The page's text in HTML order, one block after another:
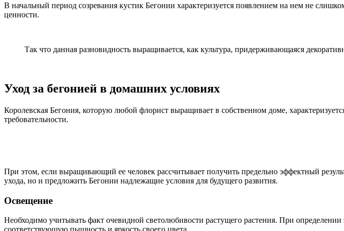
В начальный период созревания кустик Бегонии характеризуется появлением на нем не
ценности.
Так что данная разновидность выращивается, как культура, придерживающаяся
Уход за бегонией в домашних условиях
Королевская Бегония, которую любой флорист выращивает в собственном доме,
требовательности.
При этом, если выращивающий ее человек рассчитывает получить предельно эффектный
ухода, но и предложить Бегонии надлежащие условия для будущего развития.
Освещение
Необходимо учитывать факт очевидной светолюбивости растущего растения. При